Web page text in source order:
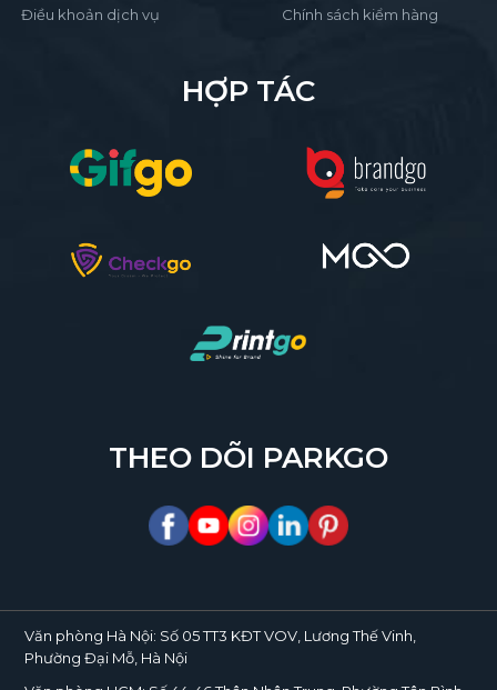
Điều khoản dịch vụ
Chính sách kiểm hàng
HỢP TÁC
THEO DÕI PARKGO
Văn phòng Hà Nội: Số 05 TT3 KĐT VOV, Lương Thế Vinh,
Phường Đại Mỗ, Hà Nội